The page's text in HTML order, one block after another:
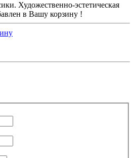
Художественно-эстетическая
в Вашу корзину !